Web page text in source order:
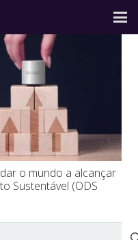
o mundo a alcançar
Sustentável (ODS